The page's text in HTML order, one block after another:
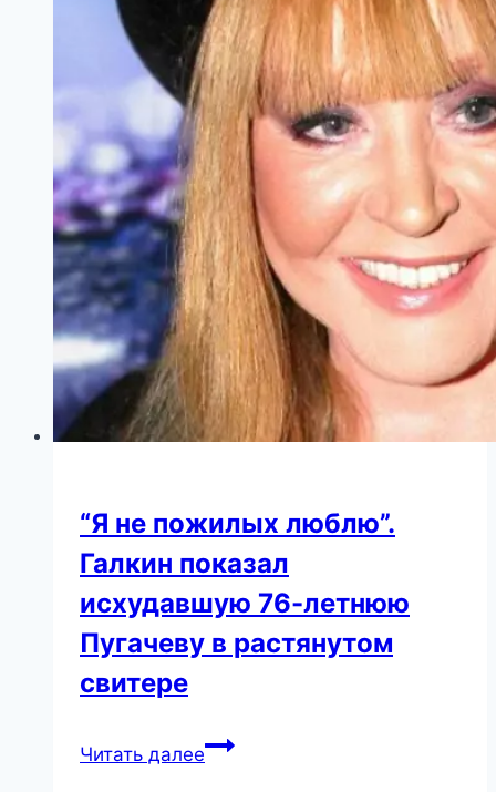
получился
памятник
Элине
Быстрицкой?
“Я не пожилых люблю”.
Галкин показал
исхудавшую 76-летнюю
Пугачеву в растянутом
свитере
Читать далее“Я